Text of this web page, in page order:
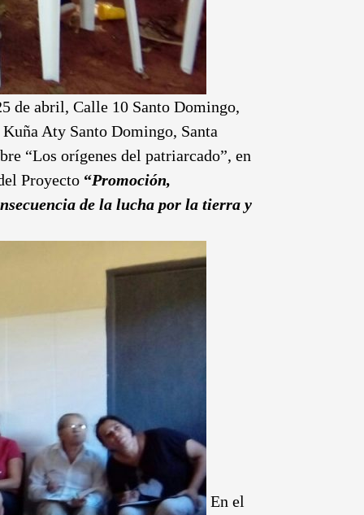
de abril, Calle 10 Santo Domingo,
Aty Santo Domingo, Santa
“Los orígenes del patriarcado”, en
Proyecto “Promoción,
de la lucha por la tierra y
En el